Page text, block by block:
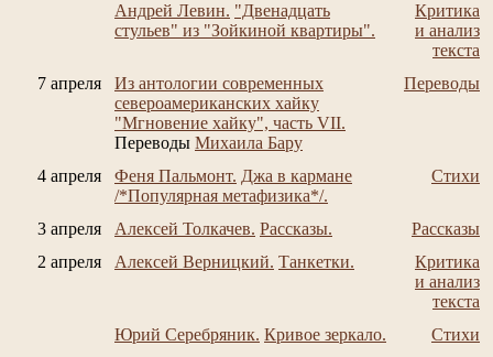
Андрей Левин. "Двенадцать
стульев" из "Зойкиной квартиры".
Критика
и анализ
текста
7 апреля
Из антологии современных
североамериканских хайку
"Мгновение хайку", часть VII.
Переводы Михаила Бару
Переводы
4 апреля Феня Пальмонт. Джа в кармане
/*Популярная метафизика*/.
Стихи
3 апреля Алексей Толкачев. Рассказы.
Рассказы
2 апреля
Алексей Верницкий. Танкетки.
Критика
и анализ
текста
Юрий Серебряник. Кривое зеркало.
Стихи